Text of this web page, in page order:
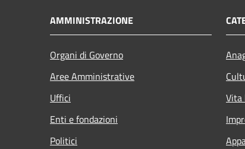
AMMINISTRAZIONE
Organi di Governo
Aree Amministrative
Uffici
Enti e fondazioni
Politici
Vita